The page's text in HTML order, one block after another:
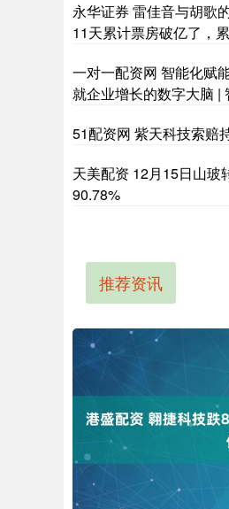
永华证券 雷佳音与胡歌
11天累计票房破亿了，
一对一配资网 智能化赋
就企业增长的数字大脑 |
51配资网 紫天科技索赔
天美配资 12月15日山玻
90.78%
推荐资讯